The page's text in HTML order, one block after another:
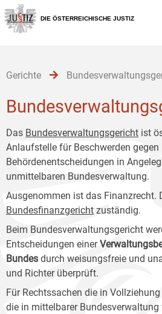
Zur
Hauptnavigation
[1]
Zum
Inhalt
[2]
Zum
Untermenü
[3]
DIE ÖSTERREICHISCHE JUSTIZ
Gerichte
Das Bundesverwaltungsgericht ist
Anlaufstelle für Beschwerden gegen
Behördenentscheidungen in
unmittelbaren Bundesverwaltung.
Ausgenommen ist das Finanzrecht.
Bundesfinanzgericht zuständig.
Beim Bundesverwaltungsgericht
Entscheidungen einer
Bundes durch weisungsfreie und
und Richter überprüft.
Für Rechtssachen die in
die in mittelbarer